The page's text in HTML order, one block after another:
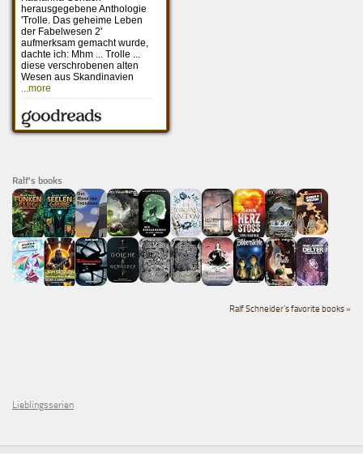
Ralf's books
Ralf Schneider's favorite books »
Lieblingsserien